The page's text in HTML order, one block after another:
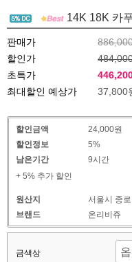
14K 18K 카
판매가
할인가
초특가
최대할인 예상가
37,800
할인금액
24,000원
할인정보
5%
남은기간
9시간
+ 5% 추가 할인
원산지
서울시 종
브랜드
온리비쥬
금색상